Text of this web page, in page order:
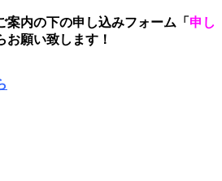
案内の下の申し込みフォーム「 申し
お願い致します！